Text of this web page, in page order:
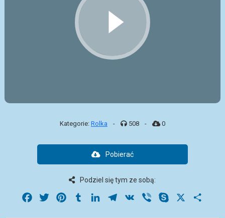
Kategorie: Rolka - 508 - 0
Pobierać
Podziel się tym ze sobą:
Facebook
Twitter PinterestTumblrLinkedInTelegram
VK Viber Skype